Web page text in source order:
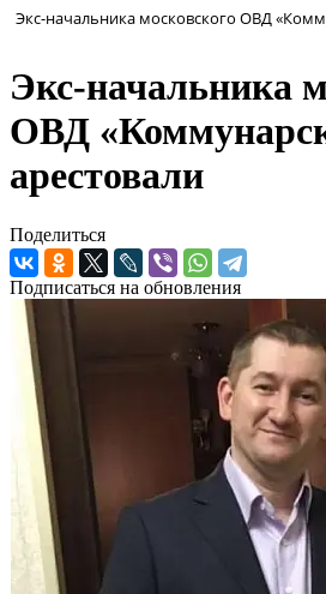
Экс-начальника московского ОВД
Экс-начальника
ОВД
арестовали
Поделиться
Подписаться на обновления